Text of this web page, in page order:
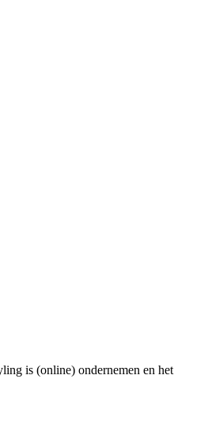
is (online) ondernemen en het